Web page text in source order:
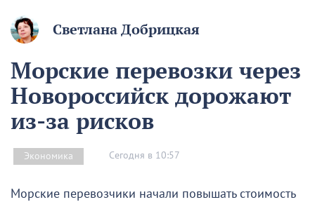
Светлана Добрицкая
Морские перевозки через
Новороссийск дорожают
из-за рисков
Экономика Сегодня в 10:57
Морские перевозчики начали повышать стоимость